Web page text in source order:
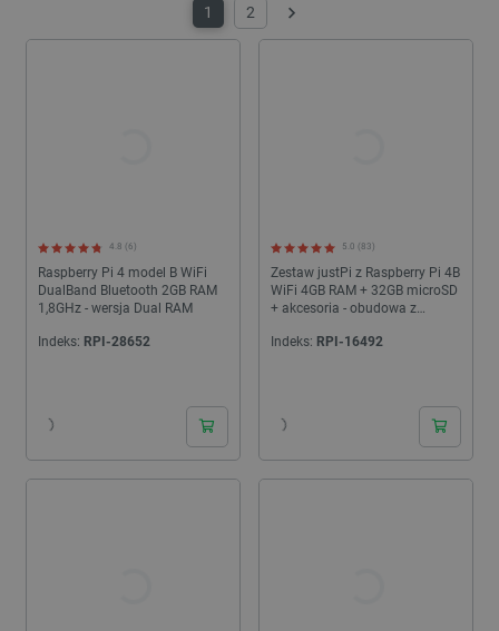
dobierania po kolei wszystkich elementów.
1 2 Następny
Raspberry Pi 4 model B WiFi
DualBand Bluetooth 2GB RAM
1,8GHz - wersja Dual RAM
4.8 (6)
Indeks: RPI-28652
Zestaw justPi z Raspberry Pi 4B
WiFi 4GB RAM + 32GB microSD
+ akcesoria - obudowa z
5.0 (83)
Indeks: RPI-16492